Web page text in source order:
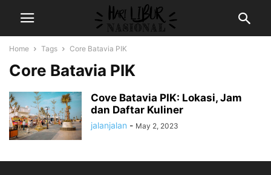
Home Tags Core Batavia PIK
Core Batavia PIK
Cove Batavia PIK: Lokasi, Jam
dan Daftar Kuliner
jalanjalan - May 2, 2023